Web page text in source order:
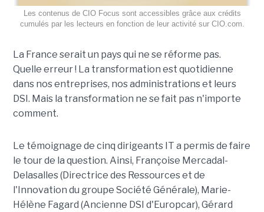
Les contenus de CIO Focus sont accessibles grâce aux crédits
cumulés par les lecteurs en fonction de leur activité sur CIO.com.
La France serait un pays qui ne se réforme pas.
Quelle erreur ! La transformation est quotidienne
dans nos entreprises, nos administrations et leurs
DSI. Mais la transformation ne se fait pas n'importe
comment.
Le témoignage de cinq dirigeants IT a permis de faire
le tour de la question. Ainsi, Françoise Mercadal-
Delasalles (Directrice des Ressources et de
l'Innovation du groupe Société Générale), Marie-
Hélène Fagard (Ancienne DSI d'Europcar), Gérard